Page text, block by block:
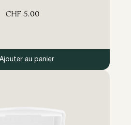
coupe droite permet de créer
l’outil ne glisse pas.
CHF 5.00
Ajouter au panier